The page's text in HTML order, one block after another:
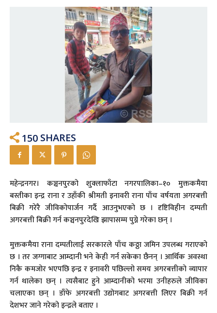
150 SHARES
महेन्द्रनगर। कञ्चनपुरको शुक्लाफाँटा नगरपालिका–१० मुक्तकमैया
बस्तीका इन्द्र राना र उहाँकी श्रीमती इनावरी राना पाँच वर्षयता अगरबत्ती
बिक्री गरेरै जीविकोपार्जन गर्दै आउनुभएको छ । दृष्टिविहीन दम्पती
अगरबत्ती बिक्री गर्न कञ्चनपुरदेखि झापासम्म पुग्ने गरेका छन् ।
मुक्तकमैया राना दम्पतीलाई सरकारले पाँच कठ्ठा जमिन उपलब्ध गराएको
छ । तर जग्गाबाट आम्दानी भने केही गर्न सकेका छैनन् । आर्थिक अवस्था
निकै कमजोर भएपछि इन्द्र र इनावरी पछिल्लो समय अगरबत्तीको व्यापार
गर्न थालेका छन् । त्यसैबाट हुने आम्दानीको भरमा उनीहरुले जीविका
चलाएका छन् । डाँफे अगरबत्ती उद्योगबाट अगरबत्ती लिएर बिक्री गर्न
देशभर जाने गरेको इन्द्रले बताए ।